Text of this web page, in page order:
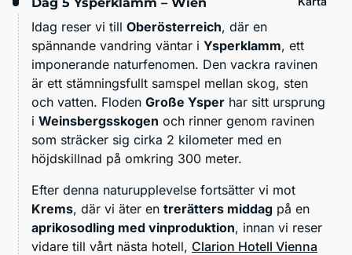
Idag reser vi till Oberösterreich, där en
spännande vandring väntar i Ysperklamm, ett
imponerande naturfenomen. Den vackra ravinen
är ett stämningsfullt samspel mellan skog, sten
och vatten. Floden Große Ysper har sitt ursprung
i Weinsbergsskogen och rinner genom ravinen
som sträcker sig cirka 2 kilometer med en
höjdskillnad på omkring 300 meter.
Efter denna naturupplevelse fortsätter vi mot
Krems, där vi äter en trerätters middag på en
aprikosodling med vinproduktion, innan vi reser
vidare till vårt nästa hotell, Clarion Hotell Vienna